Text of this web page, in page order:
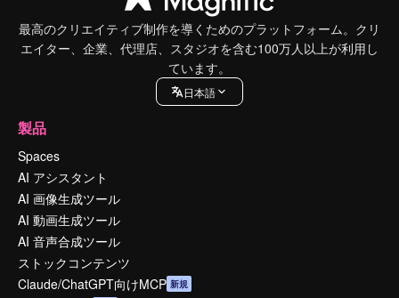
最高のクリエイティブ制作を導くためのプラットフォーム。クリ
エイター、企業、代理店、スタジオを含む100万人以上が利用し
ています。
日本語
製品
Spaces
AI アシスタント
AI 画像生成ツール
AI 動画生成ツール
AI 音声合成ツール
ストックコンテンツ
Claude/ChatGPT向けMCP 新規